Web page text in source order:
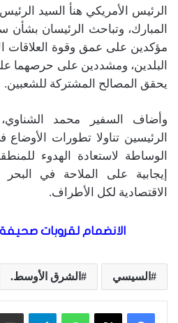
الرئيس الأمريكي هنأ السيد
المبارك، وتباحث الرئيسان بشأن
مؤكدين على عمق وقوة العلاقات
البلدين، ومشددين على حرصهما
يحقق المصالح المشتركة للشعبين.
وأضاف السفير محمد
الرئيسين تناولا تطورات
الوساطة لاستعادة الهدوء
إيجابية على الملاحة في
الاقتصادية لكل الأطراف.
الانضمام لقروبات صحيفة
السيسي الشرق الأوسط.
واتساب تيلقرام